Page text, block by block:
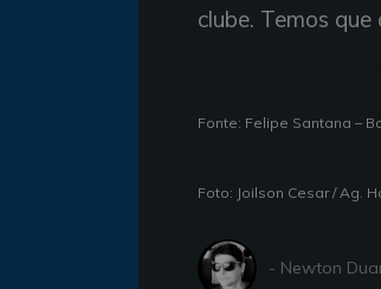
clube. Temos
Fonte: Felipe Santana –
Foto: Joilson Cesar / Ag.
- Newton